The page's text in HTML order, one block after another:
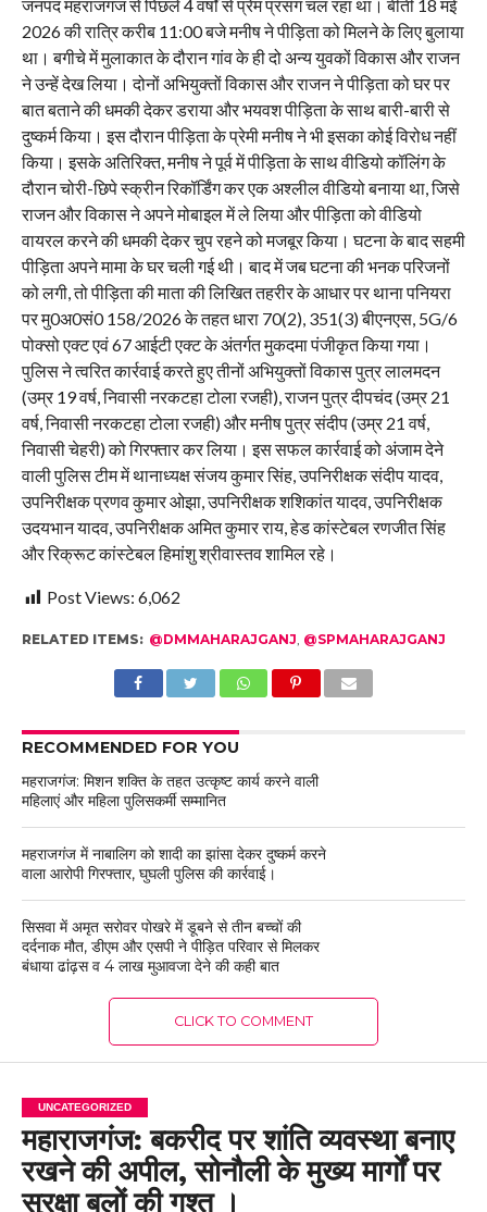
जनपद महराजगंज से पिछले 4 वर्षों से प्रेम प्रसंग चल रहा था। बीती 18 मई
2026 की रात्रि करीब 11:00 बजे मनीष ने पीड़िता को मिलने के लिए बुलाया
था। बगीचे में मुलाकात के दौरान गांव के ही दो अन्य युवकों विकास और राजन
ने उन्हें देख लिया। दोनों अभियुक्तों विकास और राजन ने पीड़िता को घर पर
बात बताने की धमकी देकर डराया और भयवश पीड़िता के साथ बारी-बारी से
दुष्कर्म किया। इस दौरान पीड़िता के प्रेमी मनीष ने भी इसका कोई विरोध नहीं
किया। इसके अतिरिक्त, मनीष ने पूर्व में पीड़िता के साथ वीडियो कॉलिंग के
दौरान चोरी-छिपे स्क्रीन रिकॉर्डिंग कर एक अश्लील वीडियो बनाया था, जिसे
राजन और विकास ने अपने मोबाइल में ले लिया और पीड़िता को वीडियो
वायरल करने की धमकी देकर चुप रहने को मजबूर किया। घटना के बाद सहमी
पीड़िता अपने मामा के घर चली गई थी। बाद में जब घटना की भनक परिजनों
को लगी, तो पीड़िता की माता की लिखित तहरीर के आधार पर थाना पनियरा
पर मु0अ0सं0 158/2026 के तहत धारा 70(2), 351(3) बीएनएस, 5G/6
पोक्सो एक्ट एवं 67 आईटी एक्ट के अंतर्गत मुकदमा पंजीकृत किया गया।
पुलिस ने त्वरित कार्रवाई करते हुए तीनों अभियुक्तों विकास पुत्र लालमदन
(उम्र 19 वर्ष, निवासी नरकटहा टोला रजही), राजन पुत्र दीपचंद (उम्र 21
वर्ष, निवासी नरकटहा टोला रजही) और मनीष पुत्र संदीप (उम्र 21 वर्ष,
निवासी चेहरी) को गिरफ्तार कर लिया। इस सफल कार्रवाई को अंजाम देने
वाली पुलिस टीम में थानाध्यक्ष संजय कुमार सिंह, उपनिरीक्षक संदीप यादव,
उपनिरीक्षक प्रणव कुमार ओझा, उपनिरीक्षक शशिकांत यादव, उपनिरीक्षक
उदयभान यादव, उपनिरीक्षक अमित कुमार राय, हेड कांस्टेबल रणजीत सिंह
और रिक्रूट कांस्टेबल हिमांशु श्रीवास्तव शामिल रहे।
Post Views: 6,062
RELATED ITEMS: @DMMAHARAJGANJ @SPMAHARAJGANJ
RECOMMENDED FOR YOU
महराजगंज: मिशन शक्ति के तहत उत्कृष्ट कार्य करने वाली
महिलाएं और महिला पुलिसकर्मी सम्मानित
महराजगंज में नाबालिग को शादी का झांसा देकर दुष्कर्म करने
वाला आरोपी गिरफ्तार, घुघली पुलिस की कार्रवाई।
सिसवा में अमृत सरोवर पोखरे में डूबने से तीन बच्चों की
दर्दनाक मौत, डीएम और एसपी ने पीड़ित परिवार से मिलकर
बंधाया ढांढ़स व 4 लाख मुआवजा देने की कही बात
CLICK TO COMMENT
UNCATEGORIZED
महाराजगंज: बकरीद पर शांति व्यवस्था बनाए
रखने की अपील, सोनौली के मुख्य मार्गों पर
सुरक्षा बलों की गश्त ।